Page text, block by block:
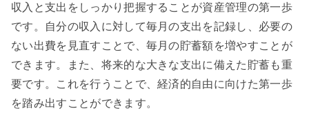
収入と支出をしっかり把握することが資産管理の第一歩
です。自分の収入に対して毎月の支出を記録し、必要の
ない出費を見直すことで、毎月の貯蓄額を増やすことが
できます。また、将来的な大きな支出に備えた貯蓄も重
要です。これを行うことで、経済的自由に向けた第一歩
を踏み出すことができます。